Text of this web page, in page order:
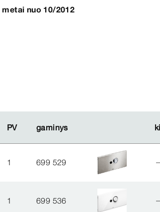
nuo 10/2012
PV gaminys
PV gaminys
1 699 529
1 699 536